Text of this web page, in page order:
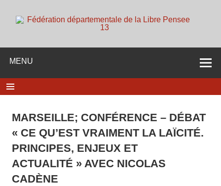
content
dieu ni maitre
MENU
MARSEILLE; CONFÉRENCE – DÉBAT
« CE QU’EST VRAIMENT LA LAÏCITÉ.
PRINCIPES, ENJEUX ET
ACTUALITÉ » AVEC NICOLAS
CADÈNE